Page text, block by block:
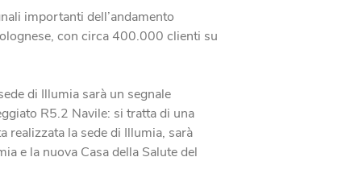
importanti dell’andamento
con circa 400.000 clienti su
di Illumia sarà un segnale
R5.2 Navile: si tratta di una
realizzata la sede di Illumia, sarà
e la nuova Casa della Salute del